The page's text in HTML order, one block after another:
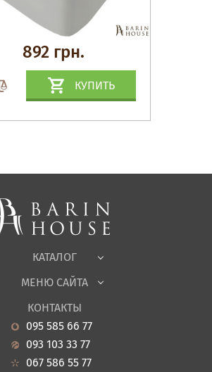
892 грн.
КУПИТЬ
КАТАЛОГ
Спальни, Кровати
Корпусная мебель
Офисная мебель
Садовая мебель
Гостиная
Кухня
Прихожие
Ванная
МЕНЮ САЙТА
О нас
Новости
Гарантия
Кредит
КОНТАКТЫ
095 585 66 77
093 103 33 77
067 586 55 77